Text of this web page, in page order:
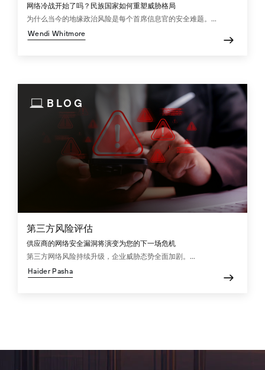
网络冷战开始了吗？民族国家如何重塑威胁格局
为什么当今的地缘政治风险是每个首席信息官的安全难题。...
Wendi Whitmore
BLOG
第三方风险评估
供应商的网络安全漏洞将演变为您的下一场危机
第三方网络风险持续升级，企业威胁态势全面加剧。...
Haider Pasha